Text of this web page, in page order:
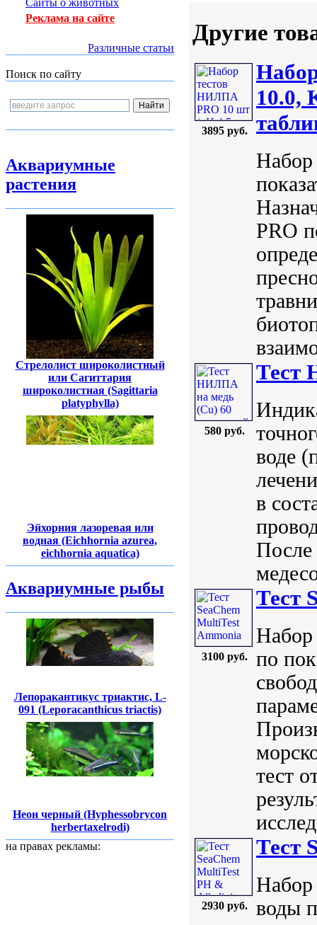
Сайты о животных
Реклама на сайте
Различные статьи
Поиск по сайту
Аквариумные
растения
Стрелолист широколистный
или Сагиттария
широколистная (Sagittaria
platyphylla)
Эйхорния лазоревая или
водная (Eichhornia azurea,
eichhornia aquatica)
Аквариумные рыбы
Лепоракантикус триактис, L-
091 (Leporacanthicus triactis)
Неон черный (Hyphessobrycon
herbertaxelrodi)
на правах рекламы:
Другие
3895 руб.
10.0,
PRO
580 руб.
Тест
воде
в
После
3100 руб.
Тест
Набор
по
тест
2930 руб.
Тест
Набор
воды